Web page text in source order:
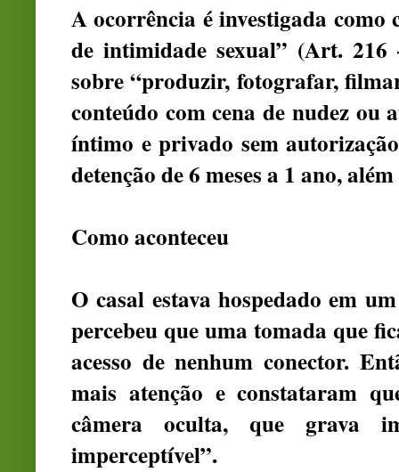
A ocorrência é investigada
de intimidade sexual” (Art.
sobre “produzir, fotografar,
conteúdo com cena de nudez
íntimo e privado sem
detenção de 6 meses a 1 ano,
Como aconteceu
O casal estava hospedado em
percebeu que uma tomada que
acesso de nenhum conector.
mais atenção e constataram
câmera oculta, que grava
imperceptível”.